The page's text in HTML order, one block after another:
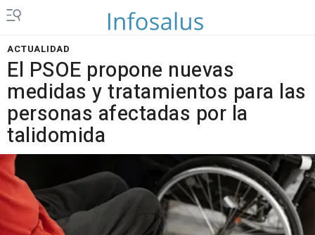
ACTUALIDAD
El PSOE propone nuevas
medidas y tratamientos para las
personas afectadas por la
talidomida